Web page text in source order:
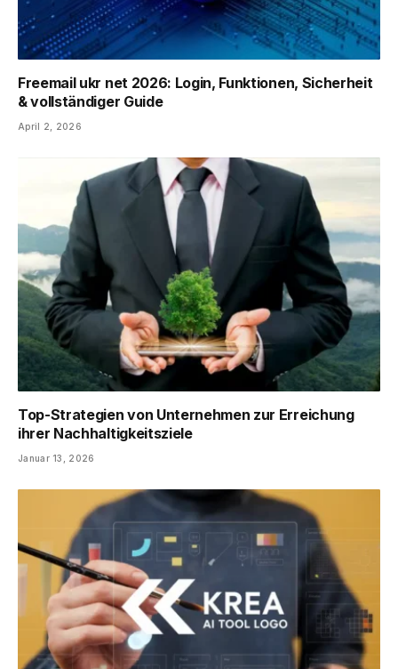
Freemail ukr net 2026: Login, Funktionen, Sicherheit
& vollständiger Guide
April 2, 2026
Top-Strategien von Unternehmen zur Erreichung
ihrer Nachhaltigkeitsziele
Januar 13, 2026